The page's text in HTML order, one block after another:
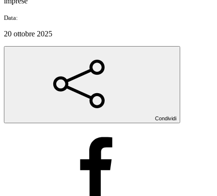
Data:
20 ottobre 2025
Condividi